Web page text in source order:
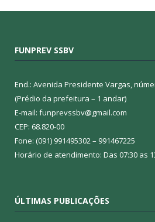
FUNPREV SSBV
End.: Avenida Presidente Vargas,
(Prédio da prefeitura – 1 andar)
E-mail: funprevssbv@gmail.com
CEP: 68.820-00
Fone: (091) 991495302 – 991467225
Horário de atendimento: Das 07:30 as
ÚLTIMAS PUBLICAÇÕES